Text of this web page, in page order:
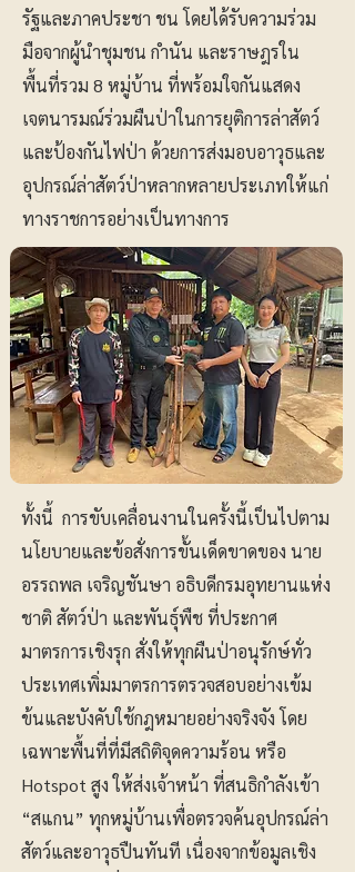
รัฐและภาคประชา ชน โดยได้รับความร่วม
มือจากผู้นำชุมชน กำนัน และราษฎรใน
พื้นที่รวม 8 หมู่บ้าน ที่พร้อมใจกันแสดง
เจตนารมณ์ร่วมผืนป่าในการยุติการล่าสัตว์
และป้องกันไฟป่า ด้วยการส่งมอบอาวุธและ
อุปกรณ์ล่าสัตว์ป่าหลากหลายประเภทให้แก่
ทางราชการอย่างเป็นทางการ
ทั้งนี้ การขับเคลื่อนงานในครั้งนี้เป็นไปตาม
นโยบายและข้อสั่งการขั้นเด็ดขาดของ นาย
อรรถพล เจริญชันษา อธิบดีกรมอุทยานแห่ง
ชาติ สัตว์ป่า และพันธุ์พืช ที่ประกาศ
มาตรการเชิงรุก สั่งให้ทุกผืนป่าอนุรักษ์ทั่ว
ประเทศเพิ่มมาตรการตรวจสอบอย่างเข้ม
ข้นและบังคับใช้กฎหมายอย่างจริงจัง โดย
เฉพาะพื้นที่ที่มีสถิติจุดความร้อน หรือ
Hotspot สูง ให้ส่งเจ้าหน้า ที่สนธิกำลังเข้า
“สแกน” ทุกหมู่บ้านเพื่อตรวจค้นอุปกรณ์ล่า
สัตว์และอาวุธปืนทันที เนื่องจากข้อมูลเชิง